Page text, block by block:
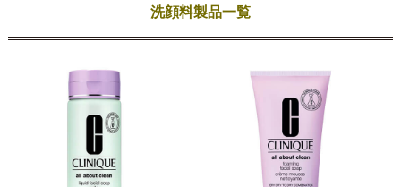
洗顔料製品一覧